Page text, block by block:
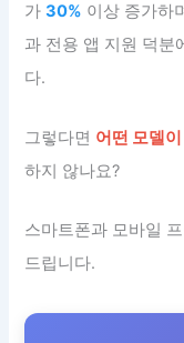
가30% 이상 증가하
과 전용 앱 지원 덕분
다.
그렇다면 어떤 모델
하지 않나요?
스마트폰과 모바일
드립니다.